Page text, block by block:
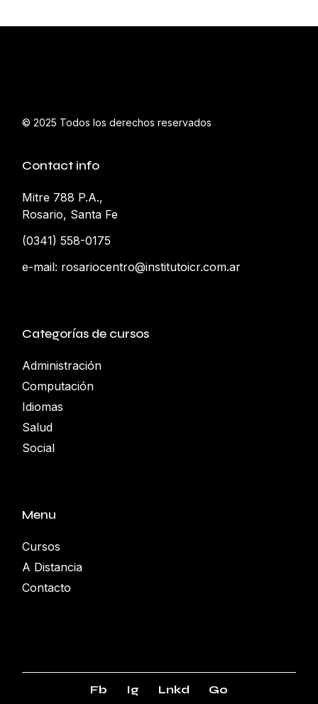
© 2025 Todos los derechos reservados
Contact info
Mitre 788 P.A.,
Rosario, Santa Fe
(0341) 558-0175
e-mail: rosariocentro@institutoicr.com.ar
Categorías de cursos
Administración
Computación
Idiomas
Salud
Social
Menu
Cursos
A Distancia
Contacto
Fb Ig Lnkd Go